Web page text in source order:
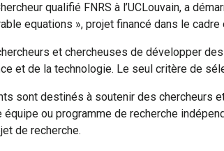
qualifié FNRS à l’UCLouvain, a
equations », projet financé dans le cadre
et chercheuses de développer
et de la technologie. Le seul critère de
sont destinés à soutenir des
équipe ou programme de recherche
de recherche.